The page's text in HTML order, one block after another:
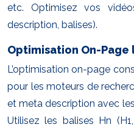
etc. Optimisez vos
description, balises).
Optimisation On-Page
L’optimisation on-page
pour les moteurs de
et meta description avec
Utilisez les balises Hn